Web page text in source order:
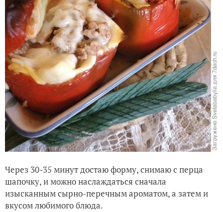
Через 30-35 минут достаю форму, снимаю с перца
шапочку, и можно наслаждаться сначала
изысканным сырно-перечным ароматом, а затем и
вкусом любимого блюда.